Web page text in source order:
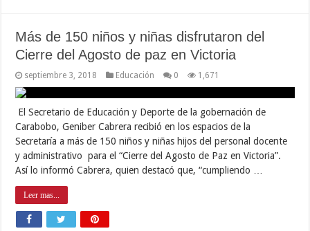
Más de 150 niños y niñas disfrutaron del
Cierre del Agosto de paz en Victoria
septiembre 3, 2018 Educación 0 1,671
El Secretario de Educación y Deporte de la gobernación de
Carabobo, Geniber Cabrera recibió en los espacios de la
Secretaría a más de 150 niños y niñas hijos del personal docente
y administrativo para el “Cierre del Agosto de Paz en Victoria”.
Así lo informó Cabrera, quien destacó que, “cumpliendo …
Leer mas...